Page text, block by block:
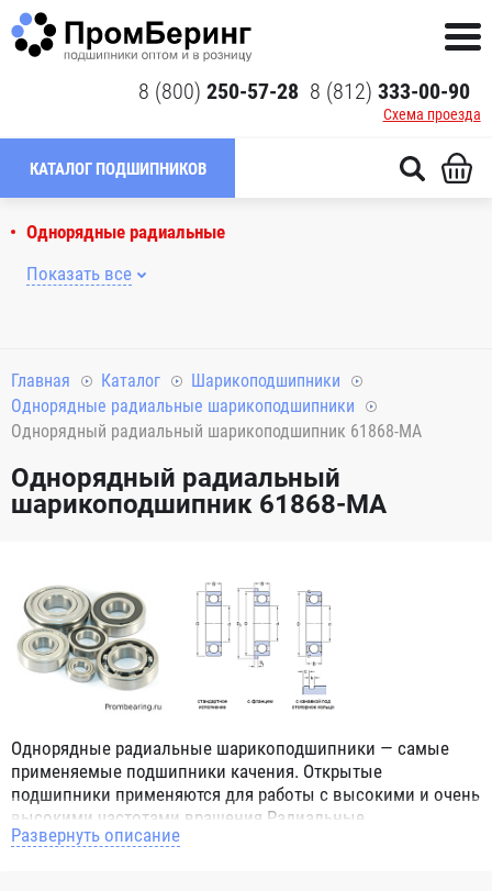
8 (800) 250-57-28 8 (812) 333-00-90
Схема проезда
КАТАЛОГ ПОДШИПНИКОВ
Однорядные радиальные
Показать все
Главная Каталог
Шарикоподшипники
Однорядные радиальные шарикоподшипники
Однорядный радиальный шарикоподшипник 61868-MA
Однорядный радиальный
шарикоподшипник 61868-MA
Однорядные радиальные шарикоподшипники — самые
применяемые подшипники качения. Открытые
подшипники применяются для работы с высокими и очень
высокими частотами вращения.Радиальные
шарикоподшипники обозначением 2Z ZZ с обеих сторон
Развернуть описание